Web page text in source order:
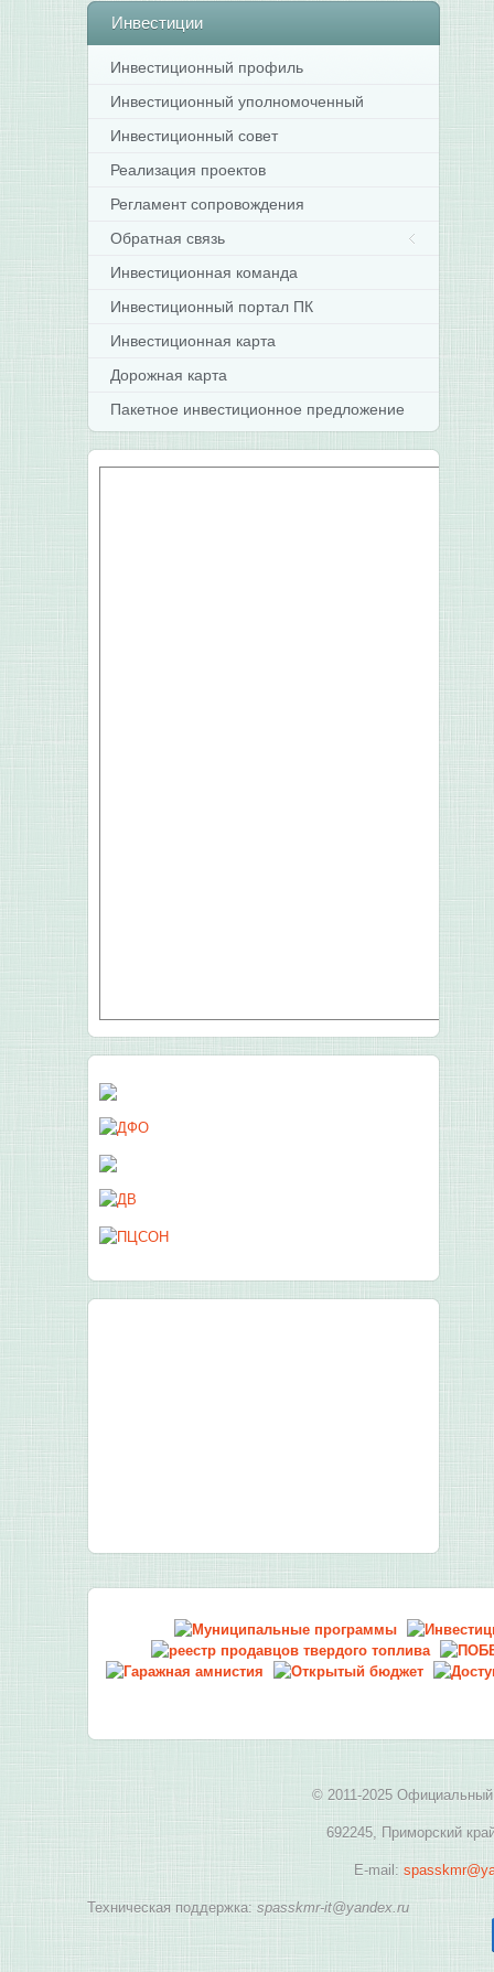
Инвестиции
Инвестиционный профиль
Инвестиционный уполномоченный
Инвестиционный совет
Реализация проектов
Регламент сопровождения
Обратная связь
Инвестиционная команда
Инвестиционный портал ПК
Инвестиционная карта
Дорожная карта
Пакетное инвестиционное предложение
© 2011-2025 Официальный
692245, Приморский
E-mail:
Техническая поддержка: spasskmr-it@yandex.ru